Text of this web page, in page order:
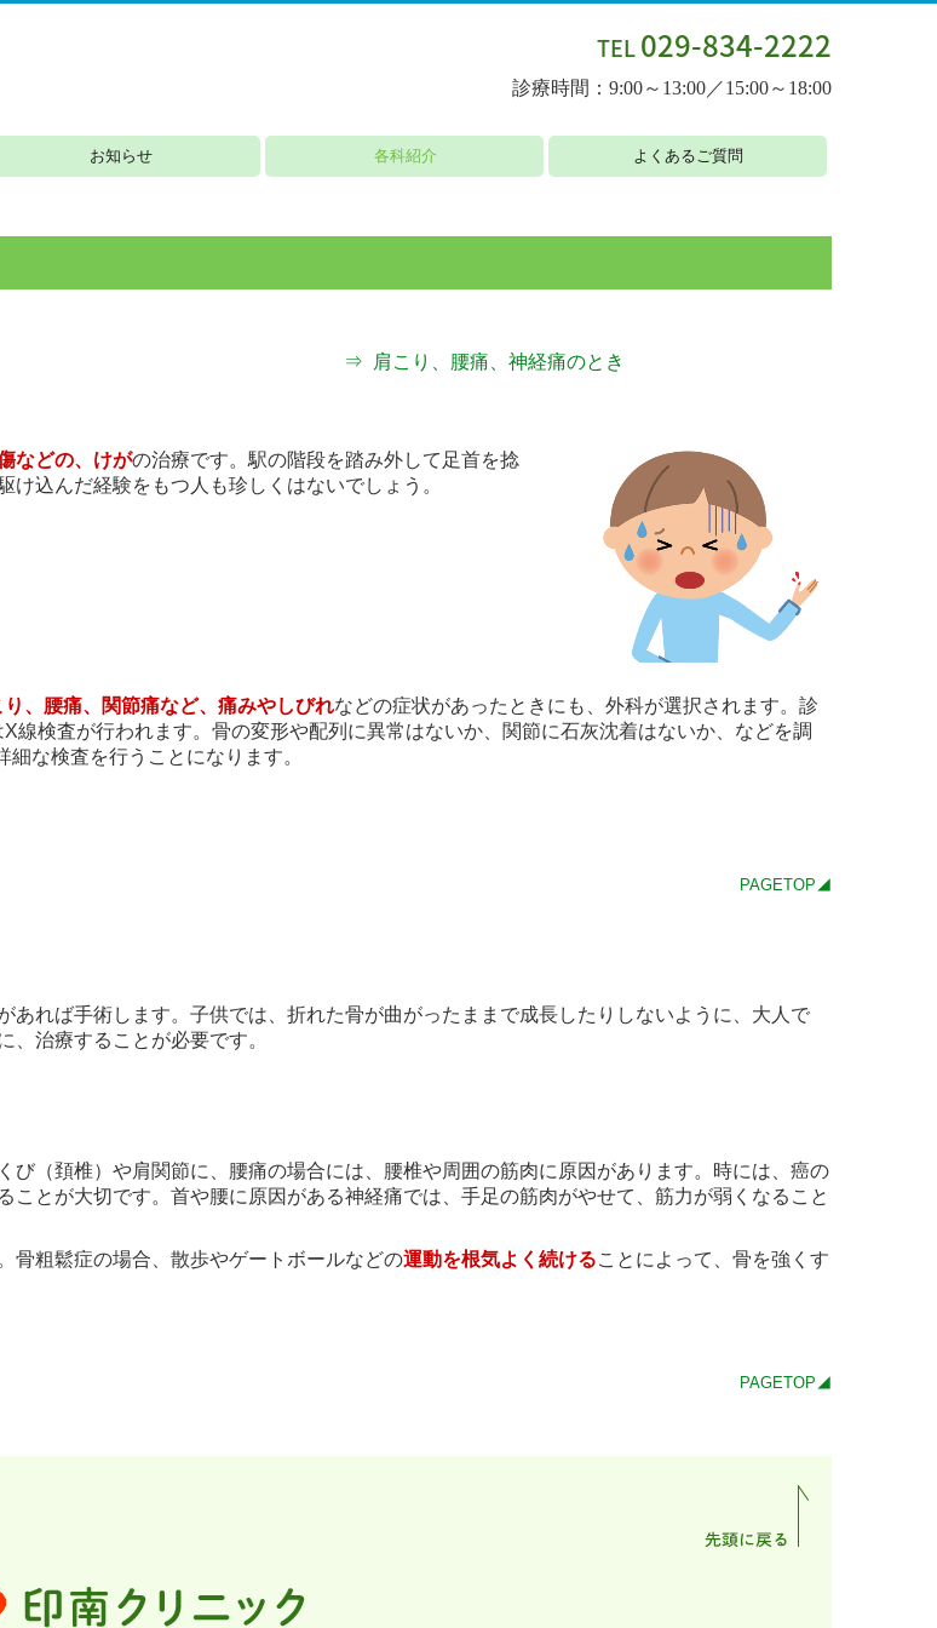
TEL029-834-2222
診療時間：9:00～13:00／15:00～18:00
お知らせ 各科紹介 よくあるご質問
⇒ 肩こり、腰痛、神経痛のとき
などの、けがの治療です。駅の階段を踏み外して足首を捻
込んだ経験をもつ人も珍しくはないでしょう。
り、腰痛、関節痛など、痛みやしびれなどの症状があったときにも、外科が選択されます。診
線検査が行われます。骨の変形や配列に異常はないか、関節に石灰沈着はないか、などを調
な検査を行うことになります。
PAGETOP◢
れば手術します。子供では、折れた骨が曲がったままで成長したりしないように、大人で
治療することが必要です。
（頚椎）や肩関節に、腰痛の場合には、腰椎や周囲の筋肉に原因があります。時には、癌の
とが大切です。首や腰に原因がある神経痛では、手足の筋肉がやせて、筋力が弱くなること
骨粗鬆症の場合、散歩やゲートボールなどの運動を根気よく続けることによって、骨を強くす
PAGETOP◢